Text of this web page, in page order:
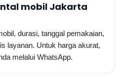
mobil Jakarta
durasi, tanggal pemakaian,
layanan. Untuk harga akurat,
melalui WhatsApp.